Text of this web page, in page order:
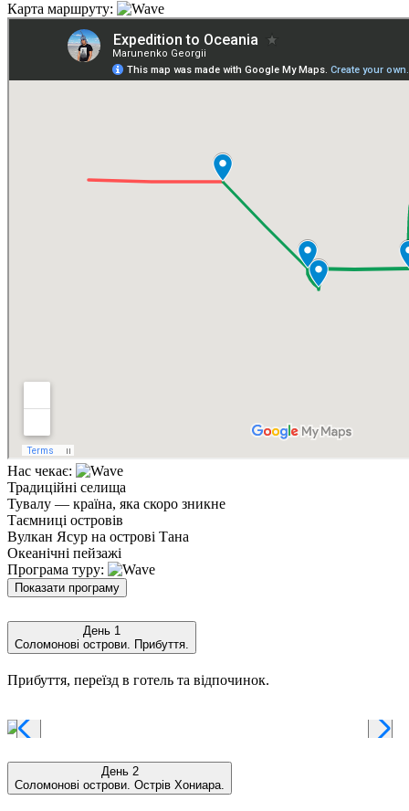
Карта маршруту:
Нас чекає:
Традиційні селища
Тувалу — країна, яка скоро зникне
Таємниці островів
Вулкан Ясур на острові Тана
Океанічні пейзажі
Програма туру:
Показати програму
День 1
Соломонові острови. Прибуття.
Прибуття, переїзд в готель та відпочинок.
День 2
Соломонові острови. Острів Хониара.